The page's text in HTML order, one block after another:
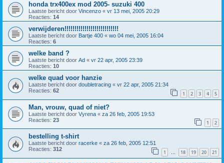
honda trx400ex mod 2005- suzuki 400
Laatste bericht door Vincenzo « vr 13 mei, 2005 20:29
Reacties: 14
verwijderen!!!!!!!!!!!!!!!!!!!!!!!!!!!
Laatste bericht door Bartje 400 « wo 04 mei, 2005 16:04
Reacties: 6
welke band ?
Laatste bericht door Ad « vr 22 apr, 2005 23:39
Reacties: 10
welke quad voor hanzie
Laatste bericht door doubletracing « vr 22 apr, 2005 21:34
Reacties: 62 1 2 3 4 5
Man, vrouw, quad of niet?
Laatste bericht door Vyrena « za 26 feb, 2005 19:53
Reacties: 23 1 2
bestelling t-shirt
Laatste bericht door racerke « za 26 feb, 2005 12:51
Reacties: 312 1 … 18 19 20 21